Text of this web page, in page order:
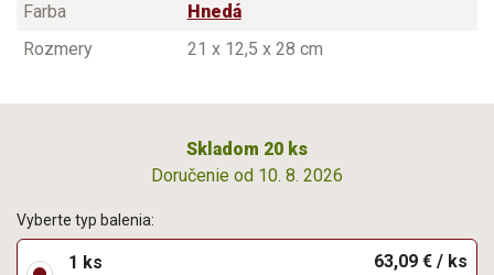
Farba
Hnedá
Rozmery
21 x 12,5 x 28 cm
Skladom 20 ks
Doručenie od 10. 8. 2026
Vyberte typ balenia:
1 ks 63,09 € / ks